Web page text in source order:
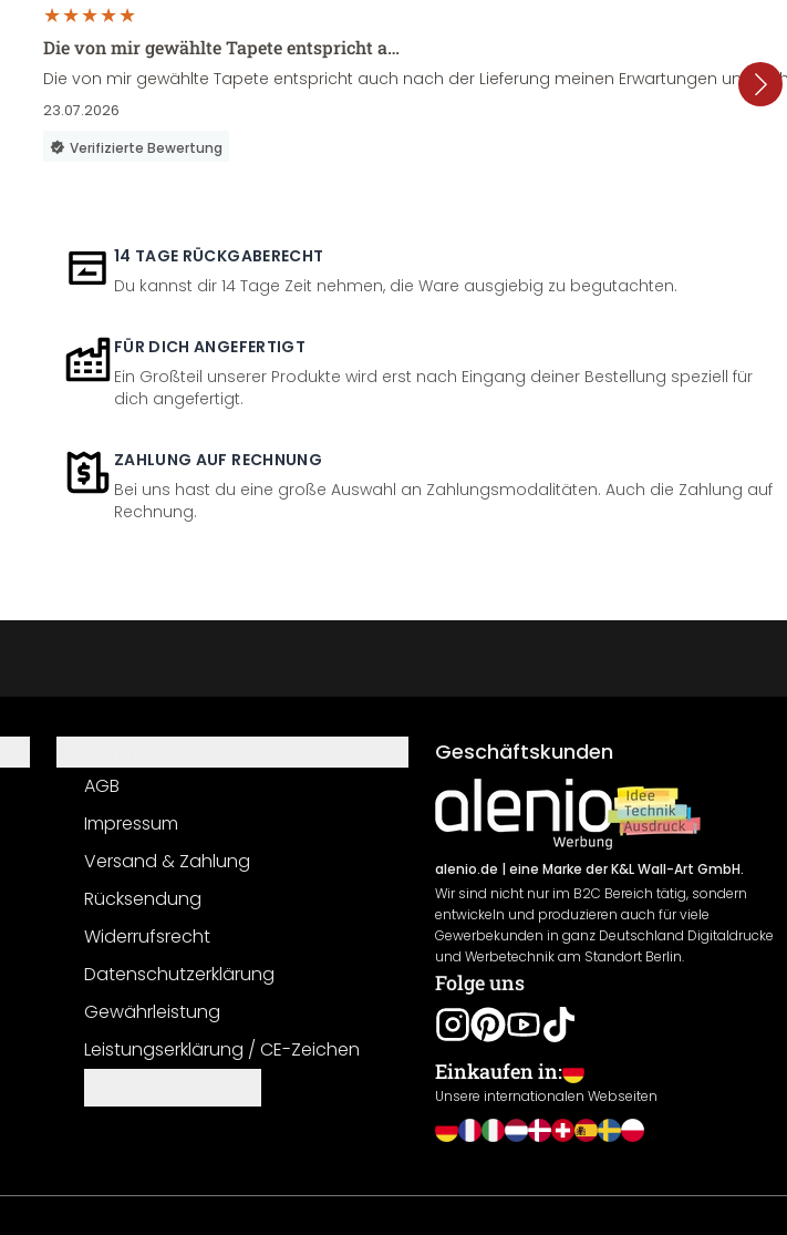
Die von mir gewählte Tapete entspricht a…
Die von mir gewählte Tapete entspricht auch nach der Lieferung meinen Erwartungen und
23.07.2026
Verifizierte Bewertung
14 TAGE RÜCKGABERECHT
Du kannst dir 14 Tage Zeit nehmen, die Ware ausgiebig zu begutachten.
FÜR DICH ANGEFERTIGT
Ein Großteil unserer Produkte wird erst nach Eingang deiner Bestellung speziell für
dich angefertigt.
ZAHLUNG AUF RECHNUNG
Bei uns hast du eine große Auswahl an Zahlungsmodalitäten. Auch die Zahlung auf
Rechnung.
AGB
Impressum
Versand & Zahlung
Rücksendung
Widerrufsrecht
Datenschutzerklärung
Gewährleistung
Leistungserklärung / CE-Zeichen
Geschäftskunden
alenio.de | eine Marke der K&L Wall-Art GmbH.
Wir sind nicht nur im B2C Bereich tätig, sondern
entwickeln und produzieren auch für viele
Gewerbekunden in ganz Deutschland Digitaldrucke
und Werbetechnik am Standort Berlin.
Folge uns
Einkaufen in:
Unsere internationalen Webseiten